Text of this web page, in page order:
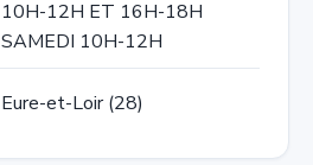
10H-12H ET 16H-18H
SAMEDI 10H-12H
Eure-et-Loir (28)